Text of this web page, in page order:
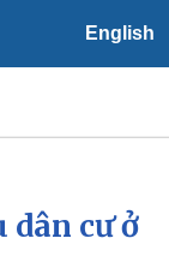
English
cư ở